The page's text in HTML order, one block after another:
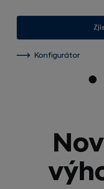
Konfigurátor